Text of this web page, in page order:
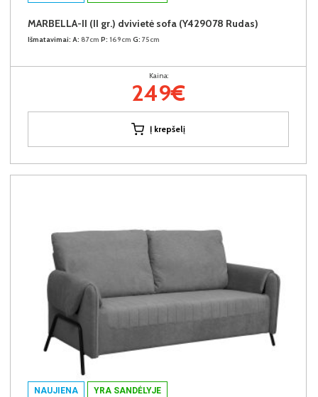
MARBELLA-II (II gr.) dvivietė sofa (Y429078 Rudas)
Išmatavimai: A: 87cm P: 169cm G: 75cm
Kaina:
249€
Į krepšelį
NAUJIENA YRA SANDĖLYJE